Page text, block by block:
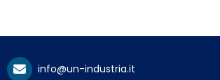
info@un-industria.it